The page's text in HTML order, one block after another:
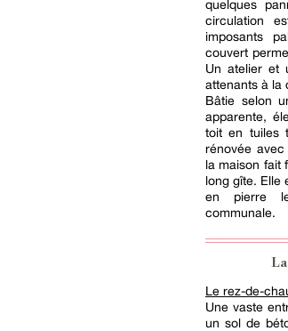
quelques
circulation
imposants
couvert
Un atelier et
attenants à la
Bâtie selon
apparente,
toit en tuiles
rénovée
la maison fait
long gîte. Elle
en pierre
communale.
Le rez-de-
Une vaste
un sol de